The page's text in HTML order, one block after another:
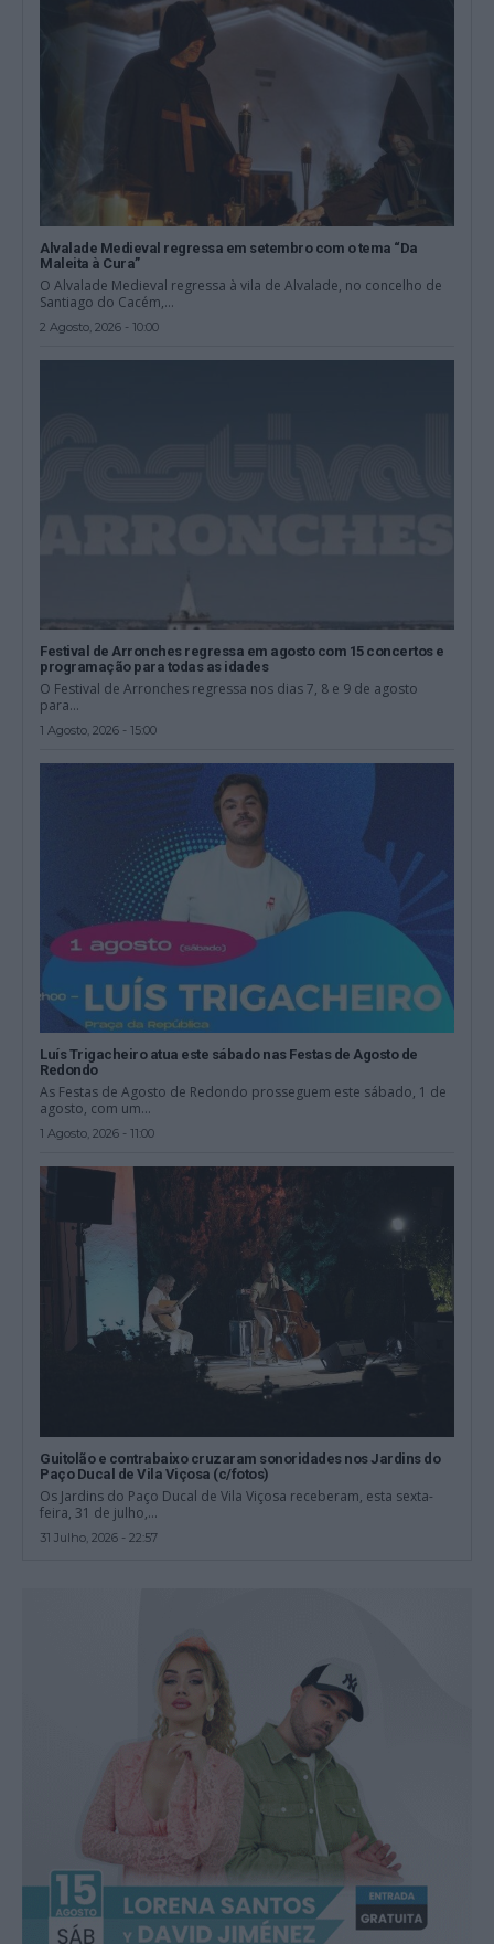
Alvalade Medieval regressa em setembro com o tema “Da
Maleita à Cura”
O Alvalade Medieval regressa à vila de Alvalade, no concelho de
Santiago do Cacém,...
2 Agosto, 2026 - 10:00
Festival de Arronches regressa em agosto com 15 concertos e
programação para todas as idades
O Festival de Arronches regressa nos dias 7, 8 e 9 de agosto
para...
1 Agosto, 2026 - 15:00
Luís Trigacheiro atua este sábado nas Festas de Agosto de
Redondo
As Festas de Agosto de Redondo prosseguem este sábado, 1 de
agosto, com um...
1 Agosto, 2026 - 11:00
Guitolão e contrabaixo cruzaram sonoridades nos Jardins do
Paço Ducal de Vila Viçosa (c/fotos)
Os Jardins do Paço Ducal de Vila Viçosa receberam, esta sexta-
feira, 31 de julho,...
31 Julho, 2026 - 22:57